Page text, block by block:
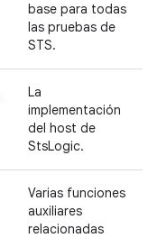
base para todas
las pruebas de
STS.
La
implementación
del host de
StsLogic.
Varias funciones
auxiliares
relacionadas